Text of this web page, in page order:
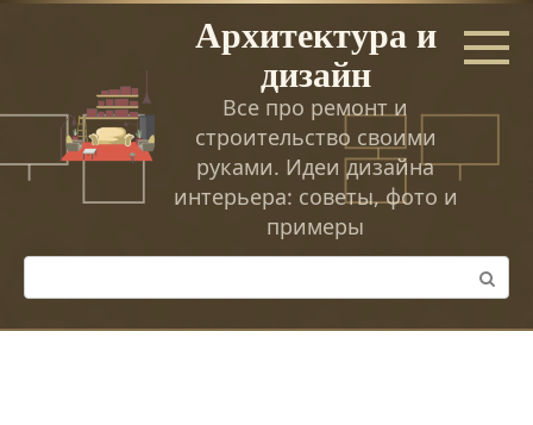
Перейти
Архитектура и
дизайн
Все про ремонт и
строительство своими
руками. Идеи дизайна
интерьера: советы, фото и
примеры
Поиск: